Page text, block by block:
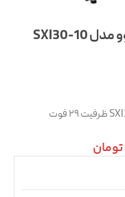
یخچال فریزر ساید بای ساید دوو مدل SXI30-10
تومان